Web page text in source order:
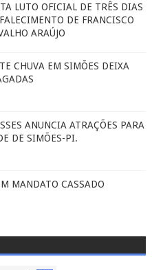
LUTO OFICIAL DE TRÊS DIAS
DE FRANCISCO
ARAÚJO
CHUVA EM SIMÕES DEIXA
ANUNCIA ATRAÇÕES PARA
DE SIMÕES-PI.
MANDATO CASSADO